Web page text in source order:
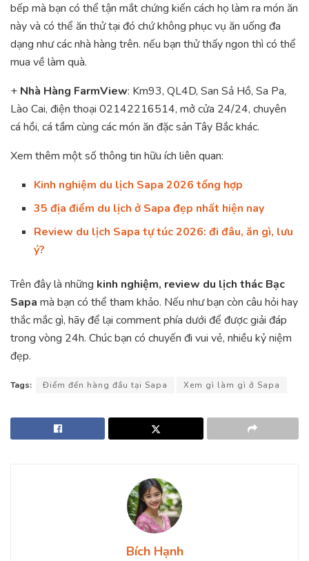
bếp mà bạn có thể tận mắt chứng kiến cách họ làm ra món ăn
này và có thể ăn thử tại đó chứ không phục vụ ăn uống đa
dạng như các nhà hàng trên. nếu bạn thử thấy ngon thì có thể
mua về làm quà.
+ Nhà Hàng FarmView: Km93, QL4D, San Sả Hồ, Sa Pa,
Lào Cai, điện thoại 02142216514, mở cửa 24/24, chuyên
cá hồi, cá tầm cùng các món ăn đặc sản Tây Bắc khác.
Xem thêm một số thông tin hữu ích liên quan:
Kinh nghiệm du lịch Sapa 2026 tổng hợp
35 địa điểm du lịch ở Sapa đẹp nhất hiện nay
Review du lịch Sapa tự túc 2026: đi đâu, ăn gì, lưu
ý?
Trên đây là những kinh nghiệm, review du lịch thác Bạc
Sapa mà bạn có thể tham khảo. Nếu như bạn còn câu hỏi hay
thắc mắc gì, hãy để lại comment phía dưới để được giải đáp
trong vòng 24h. Chúc bạn có chuyến đi vui vẻ, nhiều kỷ niệm
đẹp.
Tags: Điểm đến hàng đầu tại Sapa Xem gì làm gì ở Sapa
Bích Hạnh